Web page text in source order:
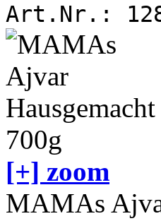
Art.Nr.:
[+] zoom
MAMAs